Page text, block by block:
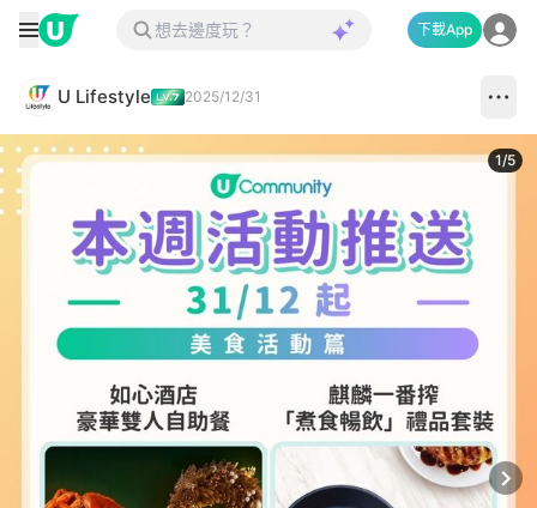
下載App
U Lifestyle 2025/12/31
1/5